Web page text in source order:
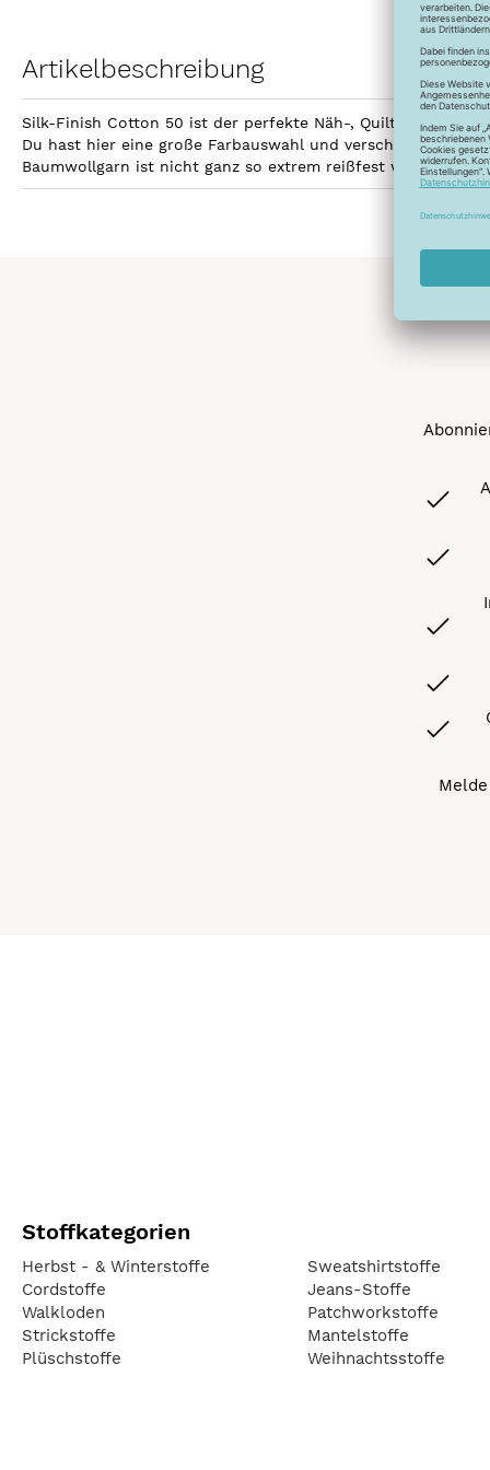
Artikelbeschreibung
Silk-Finish Cotton 50 ist der perfekte Näh-, Quilt- und
Du hast hier eine große Farbauswahl und verschiedene
Baumwollgarn ist nicht ganz so extrem reißfest wie
Stoffkategorien
Herbst - & Winterstoffe
Cordstoffe
Walkloden
Strickstoffe
Plüschstoffe
Sweatshirtstoffe
Jeans-Stoffe
Patchworkstoffe
Mantelstoffe
Weihnachtsstoffe